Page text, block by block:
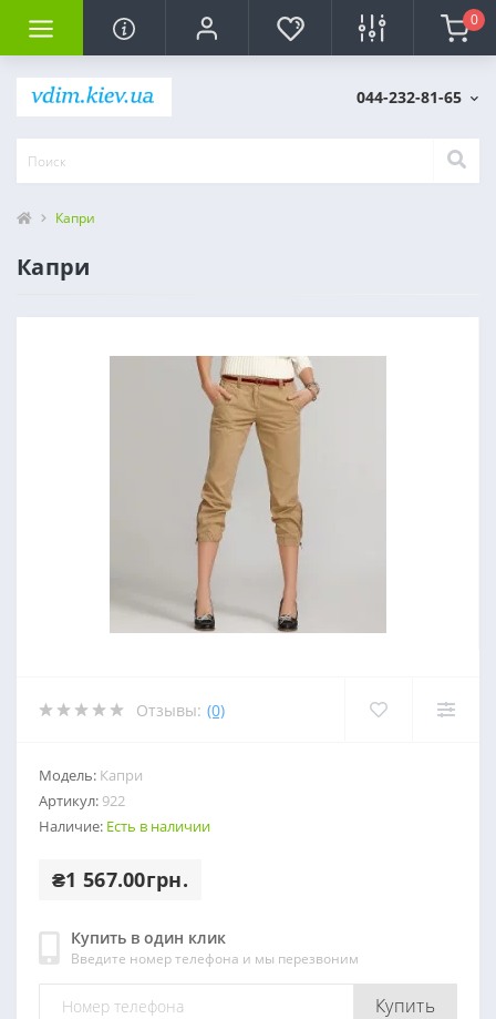
0
044-232-81-65
Капри
Капри
Отзывы: (0)
Модель: Капри
Артикул: 922
Наличие: Есть в наличии
₴1 567.00грн.
Купить в один клик
Введите номер телефона и мы перезвоним
Купить